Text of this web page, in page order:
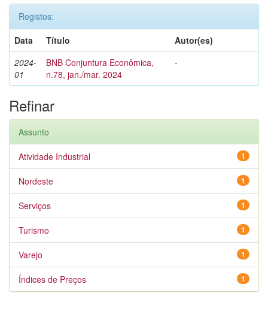
Registos:
Data
Título
Autor(es)
2024-
01
BNB Conjuntura Econômica,
n.78, jan./mar. 2024
-
Refinar
Assunto
1
Atividade Industrial
1
Nordeste
1
Serviços
1
Turismo
1
Varejo
1
Índices de Preços